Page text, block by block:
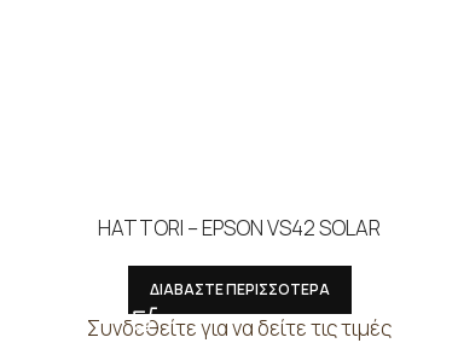
HATTORI – EPSON VS42 SOLAR
ΔΙΑΒΑΣΤΕ ΠΕΡΙΣΣΟΤΕΡΑ
Συνδεθείτε για να δείτε τις τιμές